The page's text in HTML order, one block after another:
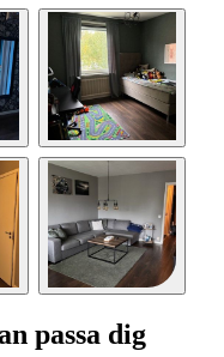
passa dig